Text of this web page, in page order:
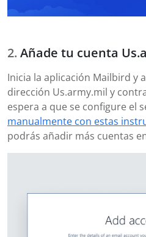
Añade tu cuenta
Inicia la aplicación Mailbird y
dirección Us.army.mil y
espera a que se configure el
manualmente con estas
podrás añadir más cuentas